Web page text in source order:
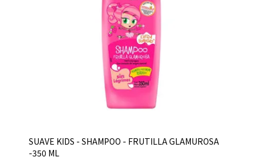
SUAVE KIDS - SHAMPOO - FRUTILLA GLAMUROSA
-350 ML